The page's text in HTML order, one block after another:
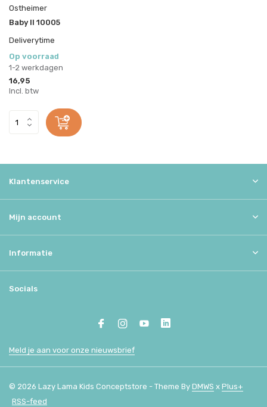
Ostheimer
Baby II 10005
Deliverytime
Op voorraad
1-2 werkdagen
16,95
Incl. btw
Klantenservice
Mijn account
Informatie
Socials
Meld je aan voor onze nieuwsbrief
© 2026 Lazy Lama Kids Conceptstore - Theme By DMWS x Plus+
RSS-feed